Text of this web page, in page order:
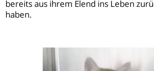
bereits aus ihrem Elend ins Leben
haben.